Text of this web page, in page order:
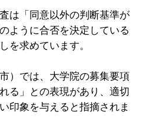
は「同意以外の判断基準が
ように合否を決定している
を求めています。
）では、大学院の募集要項
る」との表現があり、適切
印象を与えると指摘されま